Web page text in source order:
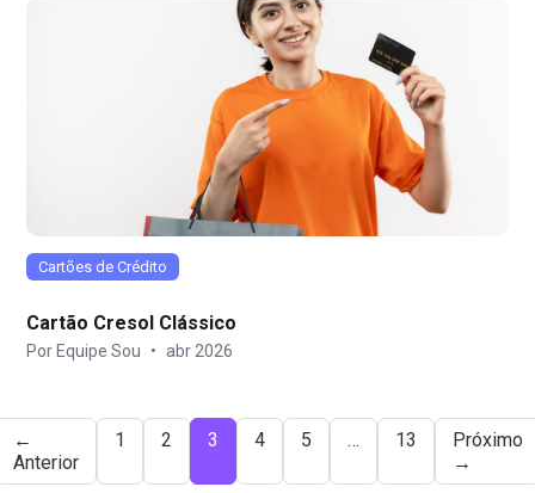
Cartões de Crédito
Cartão Cresol Clássico
Por Equipe Sou • abr 2026
←
Anterior
1 2 3 4 5 … 13
Próximo
→